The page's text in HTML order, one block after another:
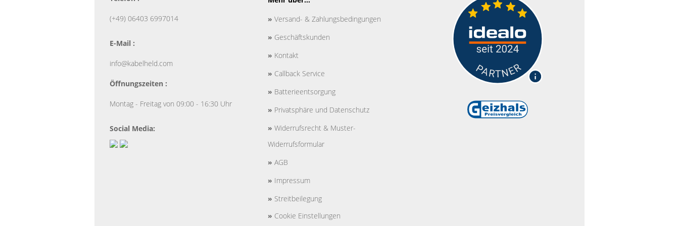
(+49) 06403 6997014
E-Mail :
info@kabelheld.com
Öffnungszeiten :
Montag - Freitag von 09:00 - 16:30 Uhr
Social Media:
» Versand- & Zahlungsbedingungen
» Geschäftskunden
» Kontakt
» Callback Service
» Batterieentsorgung
» Privatsphäre und Datenschutz
» Widerrufsrecht & Muster-
Widerrufsformular
» AGB
» Impressum
» Streitbeilegung
» Cookie Einstellungen